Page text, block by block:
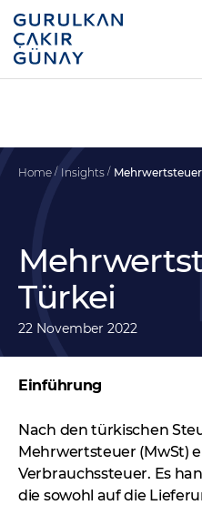
Home Insights
Türkei
22 November 2022
Einführung
Nach den türkischen
Mehrwertsteuer (MwSt)
Verbrauchssteuer. Es
die sowohl auf die